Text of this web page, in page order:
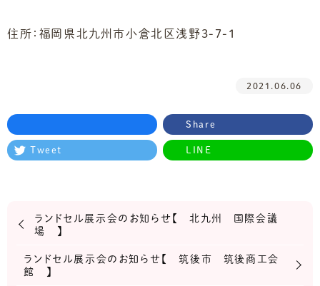
住所：福岡県北九州市小倉北区浅野3-7-1
2021.06.06
Share
Tweet LINE
ランドセル展示会のお知らせ【 北九州 国際会議
場 】
ランドセル展示会のお知らせ【 筑後市 筑後商工会
館 】